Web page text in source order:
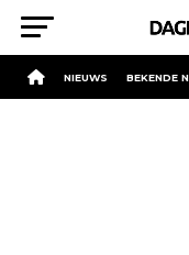
NIEUWS BEKENDE